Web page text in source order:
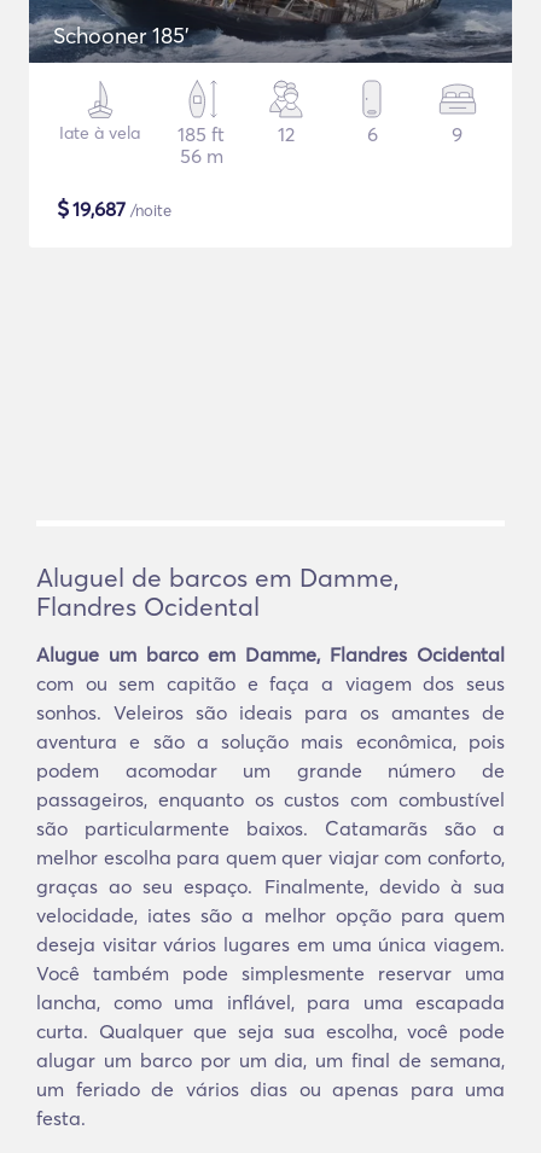
Schooner 185'
Iate à vela
185 ft
56 m
12 6 9
$19,687 /noite
Aluguel de barcos em Damme,
Flandres Ocidental
Alugue um barco em Damme, Flandres Ocidental
com ou sem capitão e faça a viagem dos seus
sonhos. Veleiros são ideais para os amantes de
aventura e são a solução mais econômica, pois
podem acomodar um grande número de
passageiros, enquanto os custos com combustível
são particularmente baixos. Catamarãs são a
melhor escolha para quem quer viajar com conforto,
graças ao seu espaço. Finalmente, devido à sua
velocidade, iates são a melhor opção para quem
deseja visitar vários lugares em uma única viagem.
Você também pode simplesmente reservar uma
lancha, como uma inflável, para uma escapada
curta. Qualquer que seja sua escolha, você pode
alugar um barco por um dia, um final de semana,
um feriado de vários dias ou apenas para uma
festa.